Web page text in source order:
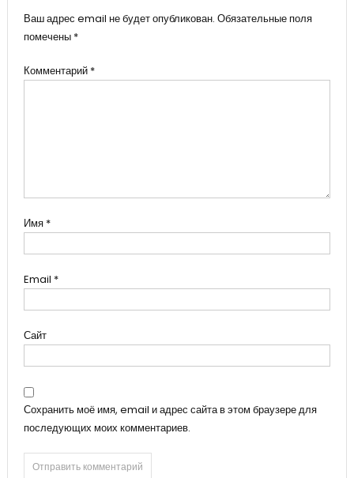
Ваш адрес email не будет опубликован. Обязательные поля
помечены *
Комментарий *
Имя *
Email *
Сайт
Сохранить моё имя, email и адрес сайта в этом браузере для
последующих моих комментариев.